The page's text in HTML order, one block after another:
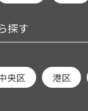
探す
央区 港区